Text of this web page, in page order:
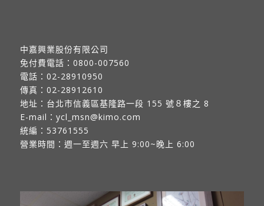
中嘉興業股份有限公司
免付費電話： 0800-007560
電話： 02-28910950
傳真： 02-28912610
地址： 台北市信義區基隆路一段 155 號８樓之 8
E-mail： ycl_msn@kimo.com
統編：53761555
營業時間：週一至週六 早上 9:00~晚上 6:00